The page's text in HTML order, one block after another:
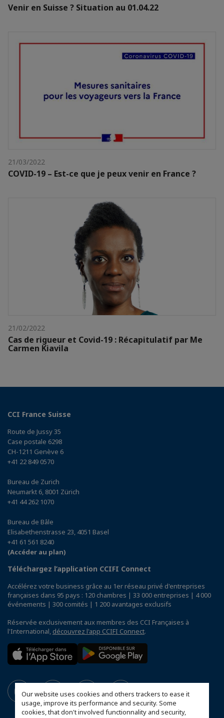
Our website uses cookies and others trackers to ease it
usage, improve its performance and security. Some
cookies, that don't involved functionnality and security,
Venir en Suisse ? Situation au 01.04.22
21/03/2022
COVID-19 – Est-ce que je peux venir en France ?
21/02/2022
Cas de rigueur et Covid-19 : Récapitulatif par Me
Carmen Kiavila
CCI France Suisse
Route de Jussy 35
Case postale 6298
CH-1211 Genève 6
+41 22 849 0570
Bureau de Zurich
Neumarkt 6, 8001 Zürich
+41 44 262 1070
Bureau de Bâle
Elisabethenstrasse 23, 4051 Basel
+41 61 561 8240
(Accéder au plan)
Téléchargez l’application CCIFI Connect
Accélérez votre business grâce au 1er réseau privé d'entreprises
françaises dans 95 pays : 120 chambres | 33 000 entreprises | 4 000
événements | 300 comités | 1 200 avantages exclusifs
Réservée exclusivement aux membres des CCI Françaises à
l'International, découvrez l'app CCIFI Connect.